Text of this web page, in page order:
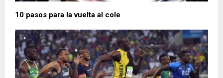
10 pasos para la vuelta al cole